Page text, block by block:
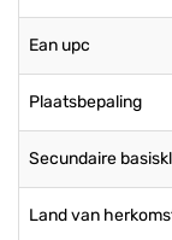
Ean upc
Plaatsbepaling
Secundaire
Land van